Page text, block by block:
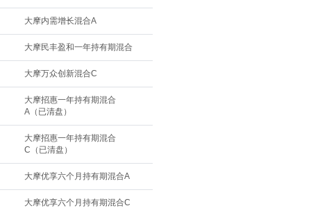
大摩内需增长混合A
大摩民丰盈和一年持有期混合
大摩万众创新混合C
大摩招惠一年持有期混合
A（已清盘）
大摩招惠一年持有期混合
C（已清盘）
大摩优享六个月持有期混合A
大摩优享六个月持有期混合C